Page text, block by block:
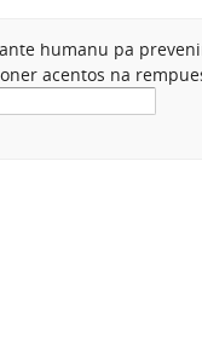
humanu pa
acentos na